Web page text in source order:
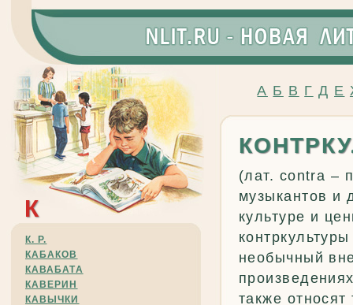
К
К. Р.
КАБАКОВ
КАВАБАТА
КАВЕРИН
КАВЫЧКИ
А Б В Г Д Е
(лат. contra –
музыкантов и
культуре и
необычный
также